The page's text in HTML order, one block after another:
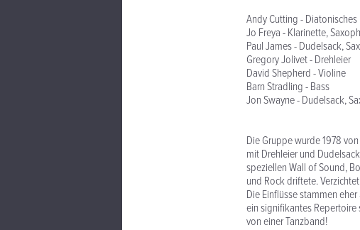
Andy Cutting -
Jo Freya - Klarinette,
Paul James - Dudelsack,
Gregory Jolivet - Drehleier
David Shepherd - Violine
Barn Stradling - Bass
Jon Swayne - Dudelsack,
Die Gruppe wurde 1978
mit Drehleier und
speziellen Wall of Sound,
und Rock driftete.
Die Einflüsse stammen
ein signifikantes
von einer Tanzband!